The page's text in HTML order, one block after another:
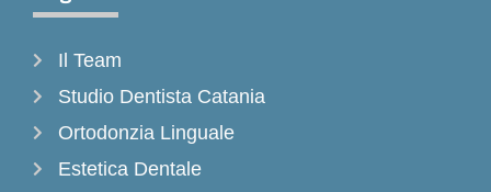
Il Team
Studio Dentista Catania
Ortodonzia Linguale
Estetica Dentale